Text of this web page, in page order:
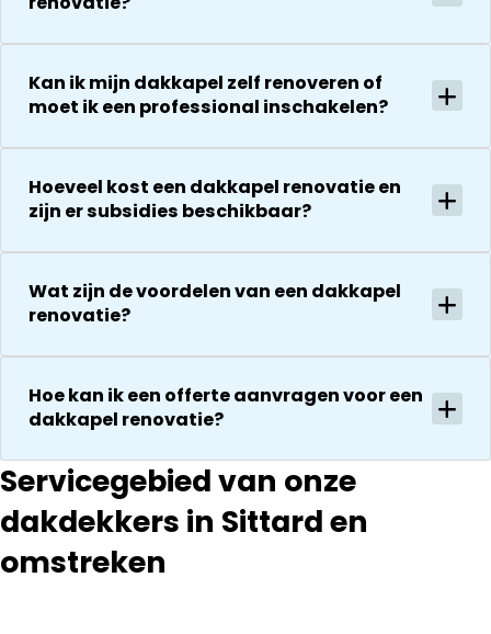
bedanken
voor de
zijn
droog!!! Dus
zeker een 5
zijn
De reparatie
gaat
vervolgens
conform
afspraak en
zaken die ze
tegenkomen
worden
gerepareerd
zonder extra
communeren
ze goed en
Kan ik mijn dakkapel zelf renoveren of
moet ik een professional inschakelen?
Hoeveel kost een dakkapel renovatie en
zijn er subsidies beschikbaar?
Wat zijn de voordelen van een dakkapel
renovatie?
Hoe kan ik een offerte aanvragen voor een
dakkapel renovatie?
Servicegebied van onze
dakdekkers in Sittard en
omstreken